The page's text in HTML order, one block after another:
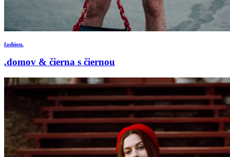
fashion.
.domov & čierna s čiernou